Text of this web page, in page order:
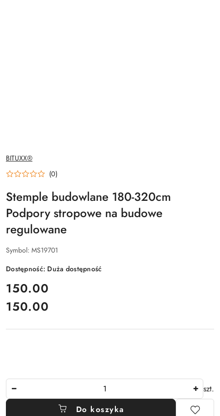
NAZWA
PRODUCENTA:
BITUXX®
(0)
Stemple budowlane 180-320cm
Podpory stropowe na budowe
regulowane
Symbol: MS19701
Dostępność: Duża dostępność
cena:
150.00
Cena:
150.00
szt.
Do koszyka